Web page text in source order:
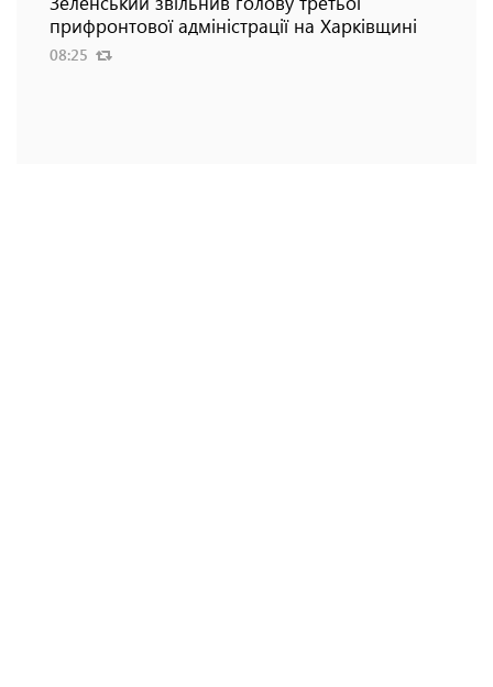
прифронтової адміністрації на Харківщині
08:25